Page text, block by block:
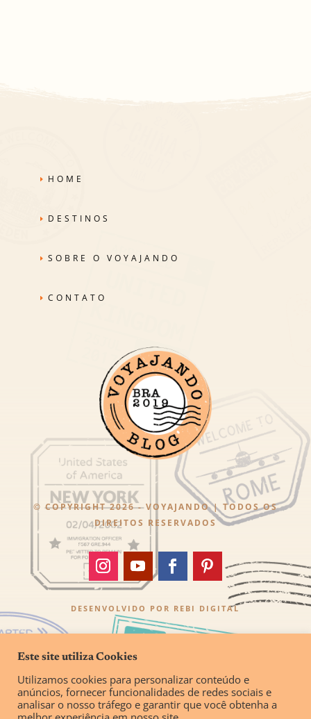
HOME
DESTINOS
SOBRE O VOYAJANDO
CONTATO
© COPYRIGHT 2026 - VOYAJANDO | TODOS OS
DIREITOS RESERVADOS
DESENVOLVIDO POR REBI DIGITAL
Este site utiliza Cookies
Utilizamos cookies para personalizar conteúdo e
anúncios, fornecer funcionalidades de redes sociais e
analisar o nosso tráfego e garantir que você obtenha a